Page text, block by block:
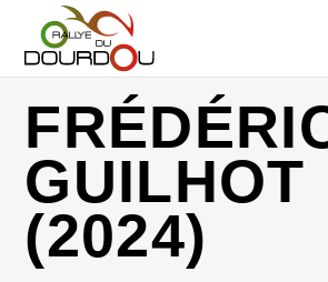
GUILHOT
(2024)